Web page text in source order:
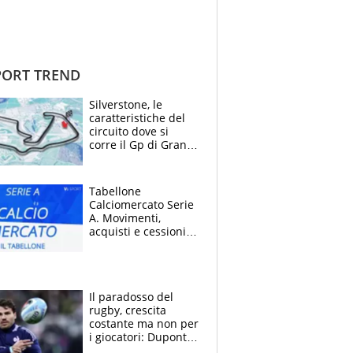
TREND
Silverstone, le
caratteristiche del
circuito dove si
corre il Gp di Gran
Tabellone
Calciomercato Serie
A. Movimenti,
acquisti e cessioni:
Il paradosso del
rugby, crescita
costante ma non per
i giocatori: Dupont